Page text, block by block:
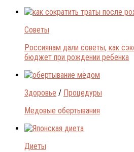
Советы
Россиянам дали советы, как
бюджет при рождении ребенка
Здоровье / Процедуры
Медовые обертывания
Диеты